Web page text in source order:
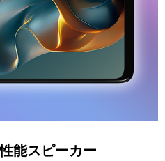
能スピーカー